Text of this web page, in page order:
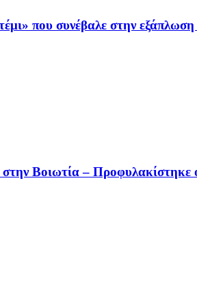
που συνέβαλε στην
στην Βοιωτία –